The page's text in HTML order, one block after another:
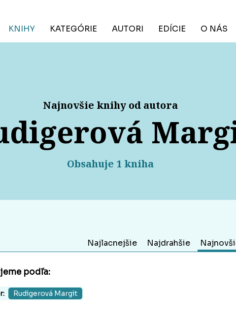
KNIHY KATEGÓRIE AUTORI EDÍCIE O NÁS
Najnovšie knihy od autora
Obsahuje 1 kniha
Najlacnejšie Najdrahšie
podľa:
Rudigerová Margit